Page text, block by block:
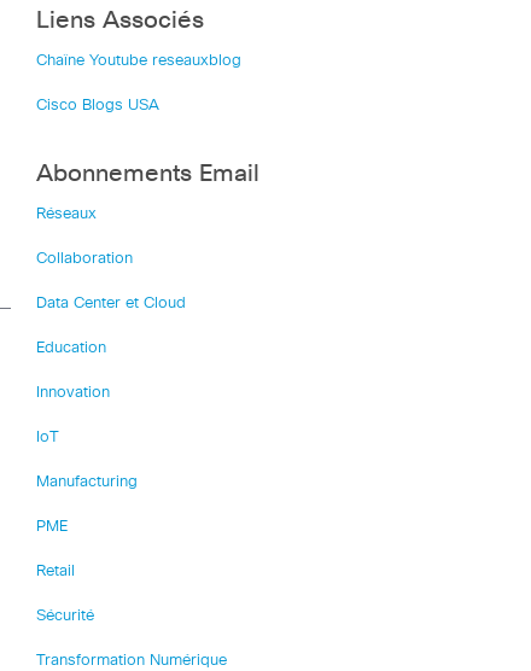
Liens Associés
Chaîne Youtube reseauxblog
Cisco Blogs USA
Abonnements Email
Réseaux
Collaboration
Data Center et Cloud
Education
Innovation
IoT
Manufacturing
PME
Retail
Sécurité
Transformation Numérique